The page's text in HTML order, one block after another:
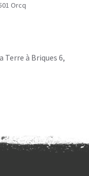
Orcq
Terre à Briques 6,